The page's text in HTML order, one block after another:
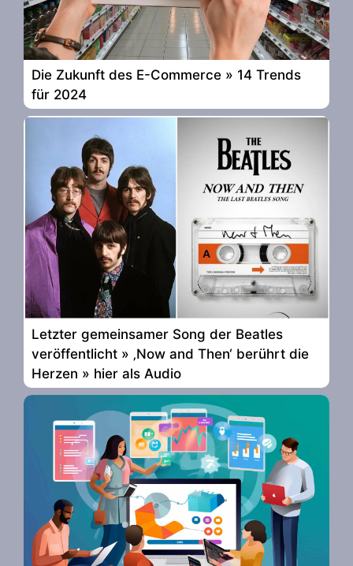
Die Zukunft des E-Commerce » 14 Trends
für 2024
Letzter gemeinsamer Song der Beatles
veröffentlicht » ‚Now and Then‘ berührt die
Herzen » hier als Audio